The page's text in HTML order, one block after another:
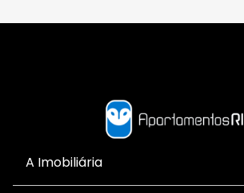
A Imobiliária